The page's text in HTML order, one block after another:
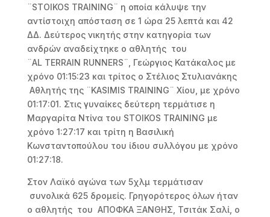
¨STOIKOS TRAINING¨ η οποία κάλυψε την
αντίστοιχη απόσταση σε 1 ώρα 25 λεπτά και 42
ΔΔ. Δεύτερος νικητής στην κατηγορία των
ανδρών αναδείχτηκε ο αθλητής του
¨AL TERRAIN RUNNERS¨, Γεώργιος Κατάκαλος με
χρόνο 01:15:23 και τρίτος ο Στέλιος Στυλιανάκης
Αθλητής της ¨KASIMIS TRAINING¨ Χίου, με χρόνο
01:17:01. Στις γυναίκες δεύτερη τερμάτισε η
Μαργαρίτα Ντίνα του STOIKOS TRAINING με
χρόνο 1:27:17 και τρίτη η Βασιλική
Κωνσταντοπούλου του ίδιου συλλόγου με χρόνο
01:27:18.
Στον Λαϊκό αγώνα των 5χλμ τερμάτισαν
συνολικά 625 δρομείς. Γρηγορότερος όλων ήταν
ο αθλητής του ΑΠΟΦΚΑ ΞΑΝΘΗΣ, Τσιτάκ Σαλί, ο